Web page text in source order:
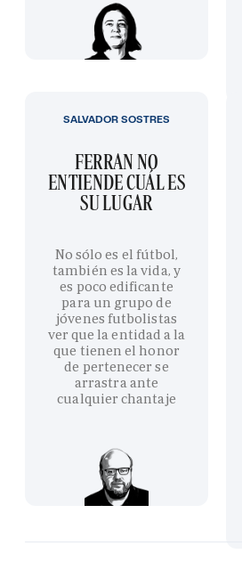
FERRAN NO
ENTIENDE CUÁL ES
SU LUGAR
No sólo es el fútbol,
también es la vida, y
es poco edificante
para un grupo de
jóvenes futbolistas
ver que la entidad a la
que tienen el honor
de pertenecer se
arrastra ante
cualquier chantaje
SALVADOR SOSTRES